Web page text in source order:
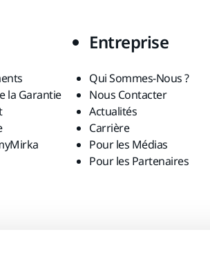
la Garantie
Entreprise
Qui Sommes-Nous ?
Nous Contacter
Actualités
Carrière
Pour les Médias
Pour les Partenaires